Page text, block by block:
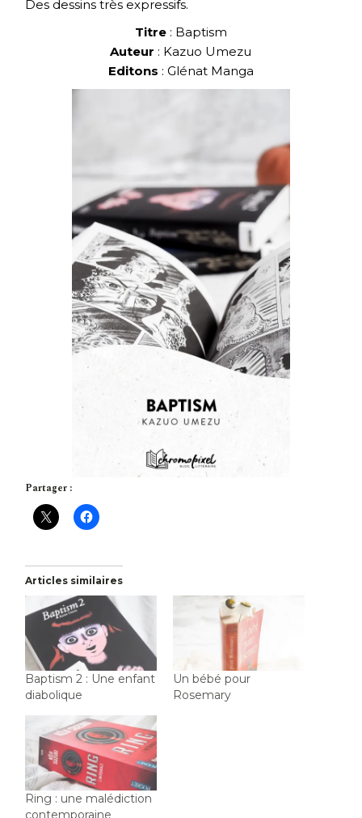
Des dessins très expressifs.
Titre: Baptism
Auteur : Kazuo Umezu
Editons : Glénat Manga
Partager :
Articles similaires
Baptism 2 : Une enfant
diabolique
Un bébé pour
Rosemary
Ring : une malédiction
contemporaine